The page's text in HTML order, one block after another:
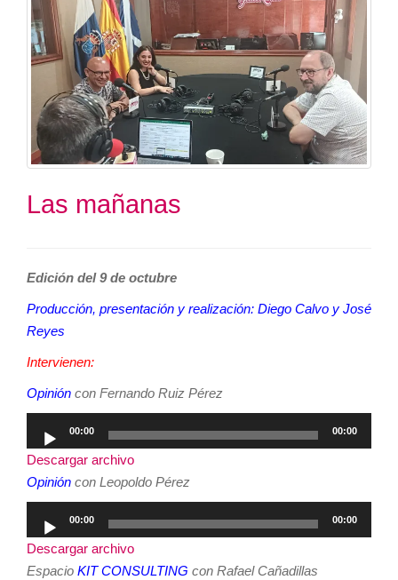
v
i
g
Las mañanas
Edición del 9 de octubre
Producción, presentación y realización: Diego Calvo y José
Reyes
Intervienen:
Opinión con Fernando Ruiz Pérez
de
audio
00:00 00:00
Descargar archivo
Opinión con Leopoldo Pérez
de
audio
00:00 00:00
Descargar archivo
Espacio KIT CONSULTING con Rafael Cañadillas